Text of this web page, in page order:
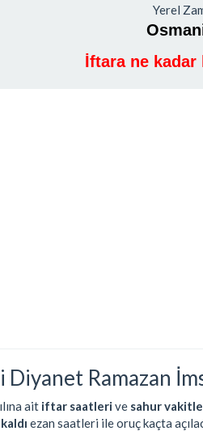
Yerel
İftara ne kadar
Ramazan
ait iftar saatlerive sahur
ezan saatleri ile oruç kaçta